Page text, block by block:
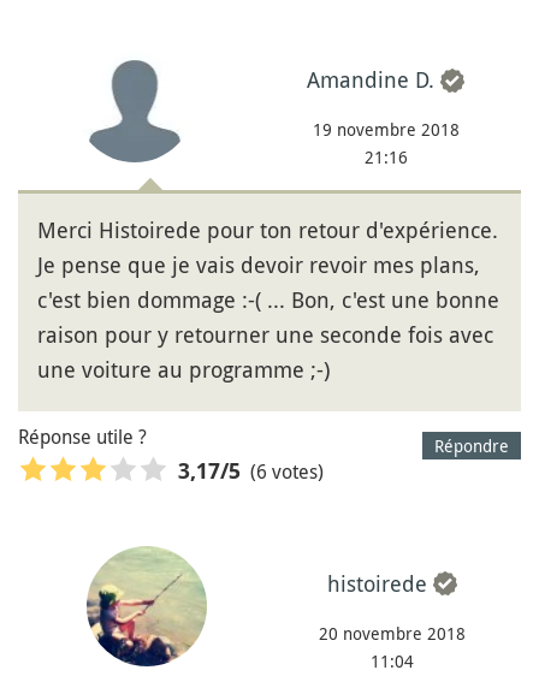
Amandine D.
19 novembre 2018
21:16
Merci Histoirede pour ton retour d'expérience.
Je pense que je vais devoir revoir mes plans,
c'est bien dommage :-( ... Bon, c'est une bonne
raison pour y retourner une seconde fois avec
une voiture au programme ;-)
Répondre
Réponse utile ?
3,17/5 (6 votes)
histoirede
20 novembre 2018
11:04